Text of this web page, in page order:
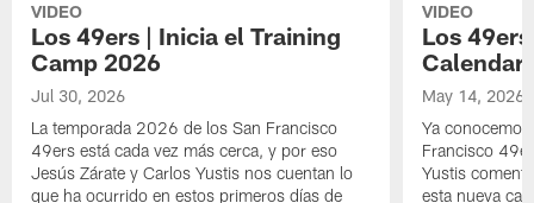
VIDEO
Los 49ers | Inicia el Training
Camp 2026
Jul 30, 2026
La temporada 2026 de los San Francisco
49ers está cada vez más cerca, y por eso
Jesús Zárate y Carlos Yustis nos cuentan lo
que ha ocurrido en estos primeros días de
VIDEO
Los
May 14, 2026
Ya
Francisco
Yustis
esta nueva